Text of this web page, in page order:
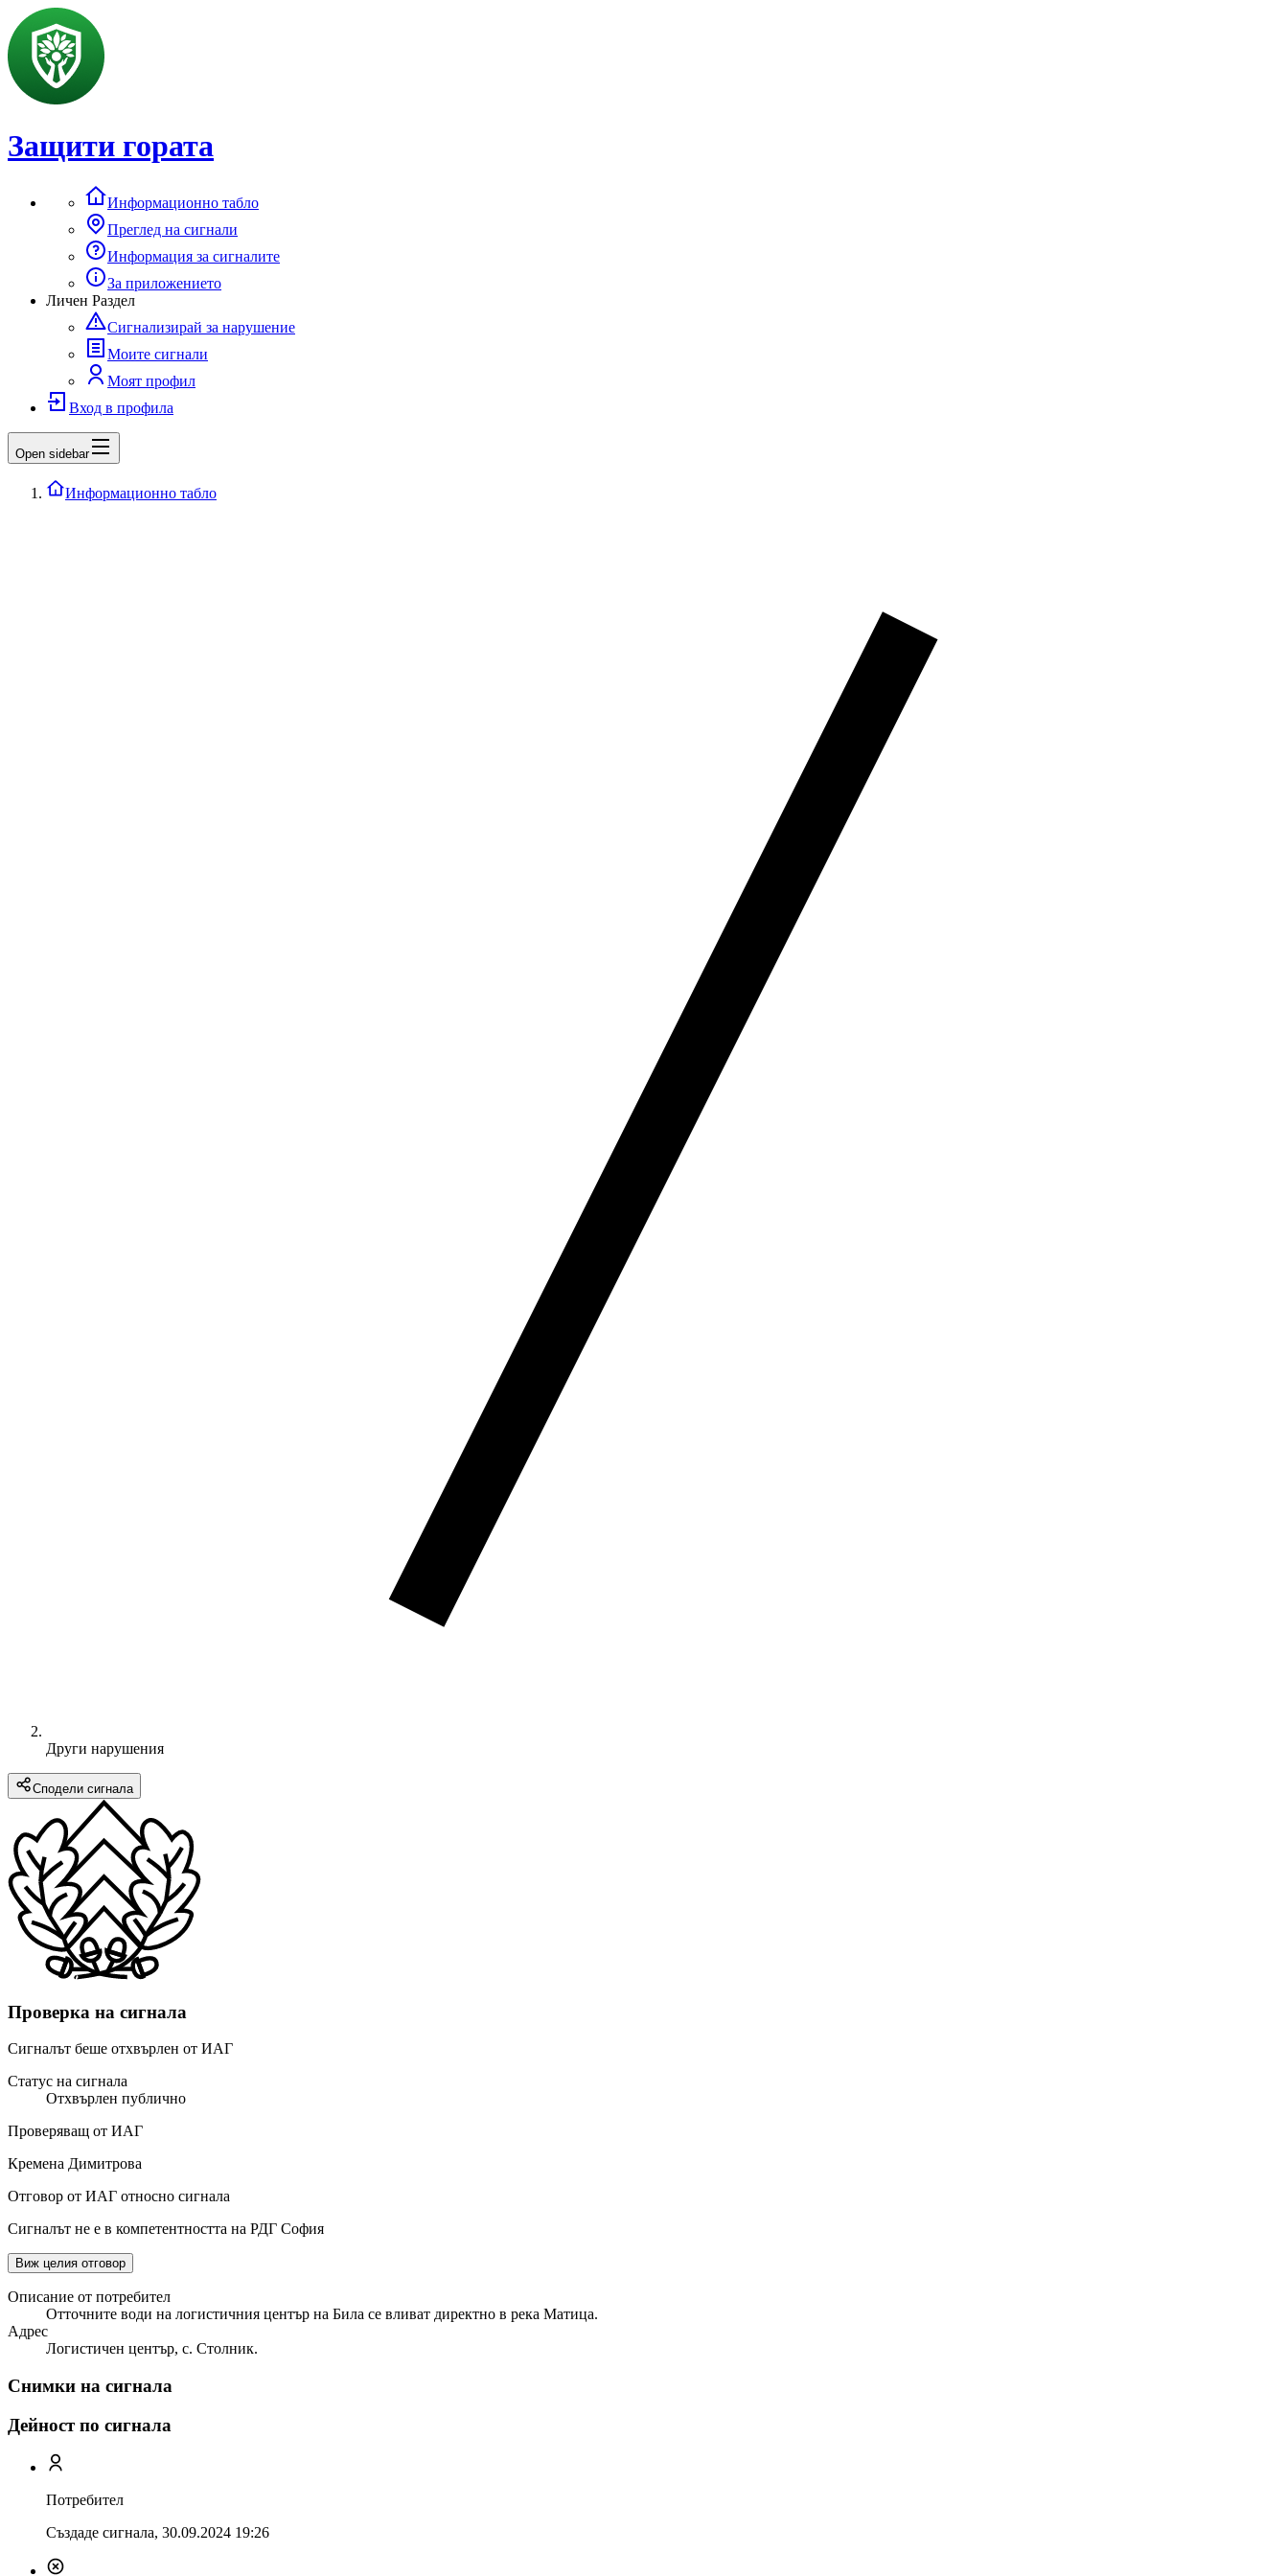
Защити гората
Информационно табло
Преглед на сигнали
Информация за сигналите
За приложението
Личен Раздел
Сигнализирай за нарушение
Моите сигнали
Моят профил
Вход в профила
Open sidebar
Информационно табло
Други нарушения
Сподели сигнала
Проверка на сигнала
Сигналът беше отхвърлен от ИАГ
Статус на сигнала
Отхвърлен публично
Проверяващ от ИАГ
Кремена Димитрова
Отговор от ИАГ относно сигнала
Сигналът не е в компетентността на РДГ София
Виж целия отговор
Описание от потребител
Отточните води на логистичния център на Била се вливат директно в река Матица.
Адрес
Логистичен център, с. Столник.
Снимки на сигнала
Дейност по сигнала
Потребител
Създаде сигнала, 30.09.2024 19:26